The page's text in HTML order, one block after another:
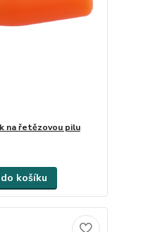
na řetězovou pilu
košíku